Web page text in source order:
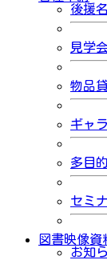
後援
見学
物品
ギャ
多目
セミ
図書映像資
お知